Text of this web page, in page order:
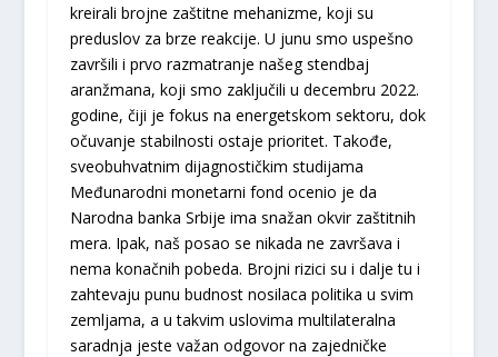
kreirali brojne zaštitne mehanizme, koji su
preduslov za brze reakcije. U junu smo uspešno
završili i prvo razmatranje našeg stendbaj
aranžmana, koji smo zaključili u decembru 2022.
godine, čiji je fokus na energetskom sektoru, dok
očuvanje stabilnosti ostaje prioritet. Takođe,
sveobuhvatnim dijagnostičkim studijama
Međunarodni monetarni fond ocenio je da
Narodna banka Srbije ima snažan okvir zaštitnih
mera. Ipak, naš posao se nikada ne završava i
nema konačnih pobeda. Brojni rizici su i dalje tu i
zahtevaju punu budnost nosilaca politika u svim
zemljama, a u takvim uslovima multilateralna
saradnja jeste važan odgovor na zajedničke